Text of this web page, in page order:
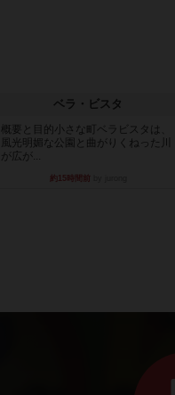
ベラ・ビスタ
概要と目的小さな町ベラビスタは、
風光明媚な公園と曲がりくねった川
が広が...
約15時間前